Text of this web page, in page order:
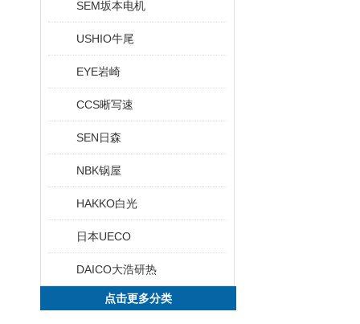
SEM坂本电机
USHIO牛尾
EYE岩崎
CCS晰写速
SEN日森
NBK锅屋
HAKKO白光
日本UECO
DAICO大浩研热
点击更多分类